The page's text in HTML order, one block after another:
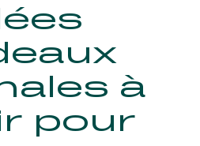
à
pour